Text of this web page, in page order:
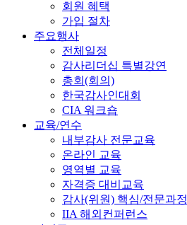
회원 혜택
가입 절차
주요행사
전체일정
감사리더십 특별강연
총회(회의)
한국감사인대회
CIA 워크숍
교육/연수
내부감사 전문교육
온라인 교육
영역별 교육
자격증 대비교육
감사(위원) 핵심/전문과정
IIA 해외컨퍼런스